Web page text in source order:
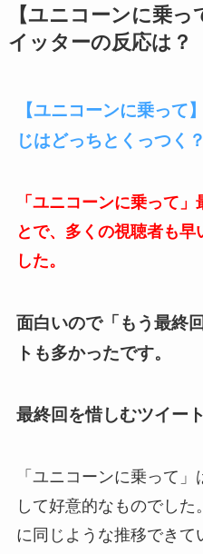
【ユニコーンに乗
イッターの反応は？
【ユニコーンに乗って
じはどっちとくっつく？
「ユニコーンに乗って
とで、多くの視聴者も早
した。
面白いので「もう最終
トも多かったです。
最終回を惜しむツイート
「ユニコーンに乗って
して好意的なものでし
に同じような推移できて